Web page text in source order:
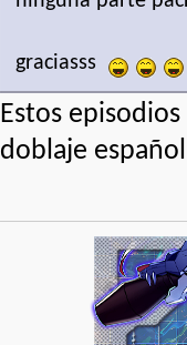
graciasss
Estos
doblaje